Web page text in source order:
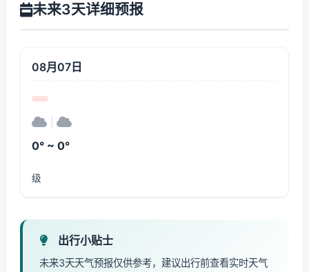
未来3天详细预报
08月07日
0° ~ 0°
级
出行小贴士
未来3天天气预报仅供参考，建议出行前查看实时天气